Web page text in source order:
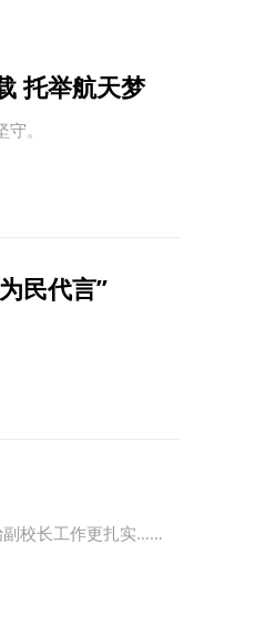
托举航天梦
。
民代言”
副校长工作更扎实……